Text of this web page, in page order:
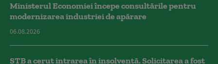
Ministerul Economiei începe consultările pentru
modernizarea industriei de apărare
06.08.2026
STB a cerut intrarea în insolvență. Solicitarea a fost